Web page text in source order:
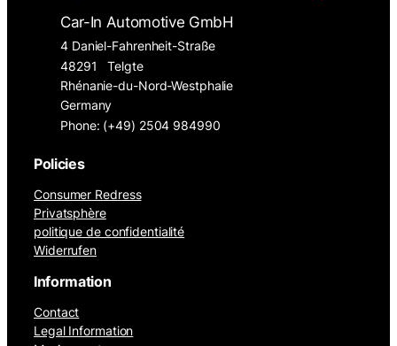
Car-In Automotive GmbH
4 Daniel-Fahrenheit-Straße
48291
Telgte
Rhénanie-du-Nord-Westphalie
Germany
Phone: (+49) 2504 984990
Policies
Consumer Redress
Privatsphère
politique de confidentialité
Widerrufen
Information
Contact
Legal Information